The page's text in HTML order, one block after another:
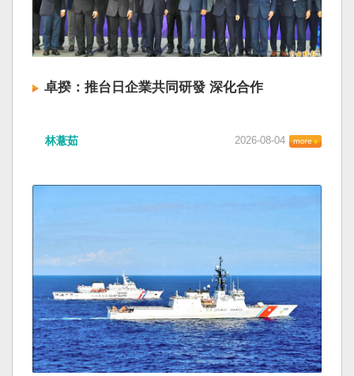
卓揆：推台日企業共同研發 深化合作
林薏茹 2026-08-04